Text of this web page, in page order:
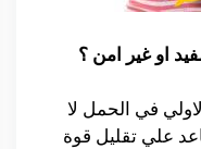
او غير امن ؟
في الحمل لا
علي تقليل قوة